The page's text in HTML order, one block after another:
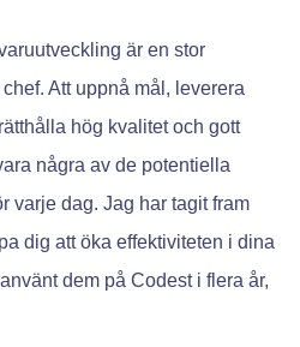
är en stor
Att uppnå mål, leverera
hög kvalitet och gott
några av de potentiella
varje dag. Jag har tagit fram
dig att öka effektiviteten i dina
dem på Codest i flera år,